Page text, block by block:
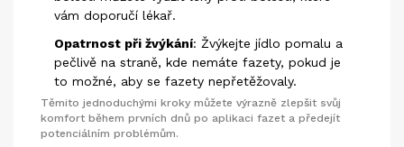
vám doporučí lékař.
Opatrnost při žvýkání: Žvýkejte jídlo pomalu a
pečlivě na straně, kde nemáte fazety, pokud je
to možné, aby se fazety nepřetěžovaly.
Těmito jednoduchými kroky můžete výrazně zlepšit svůj
komfort během prvních dnů po aplikaci fazet a předejít
potenciálním problémům.